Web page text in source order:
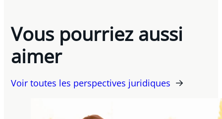
Vous pourriez aussi
aimer
Voir toutes les perspectives juridiques